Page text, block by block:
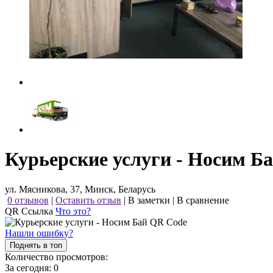
Курьерские услуги - Носим
ул. Мясникова, 37, Минск, Беларусь
0 отзывов | Оставить отзыв | В заметки | В сравнение
QR Ссылка Что это?
Нашли ошибку?
Поднять в топ
Количество просмотров:
За сегодня: 0